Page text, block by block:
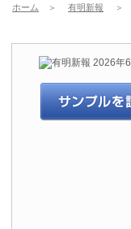
ホーム ＞ 有明新報 ＞